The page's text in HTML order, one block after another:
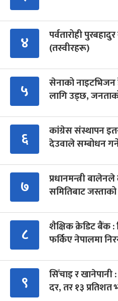
४
पर्वतारोही
(तस्वीरहरू)
५
सेनाको
लागि उड्छ,
६
कांग्रेस संस्थापन
देउवाले सम्बोधन
७
प्रधानमन्त्री
समितिबाट
८
शैक्षिक क्रेडिट बैंक
फर्किए नेपालमा
९
सिँचाइ र
दर, तर १३ प्रतिशत